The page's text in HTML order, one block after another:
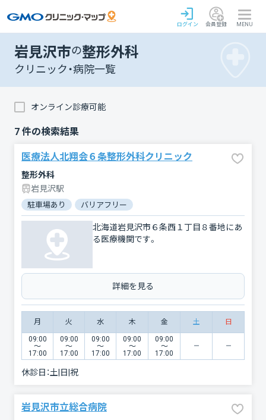
ログイン 会員登録 MENU
岩見沢市の整形外科
クリニック・病院一覧
オンライン診療可能
7 件の検索結果
医療法人北翔会６条整形外科クリニック
整形外科
岩見沢駅
駐車場あり バリアフリー
北海道岩見沢市６条西１丁目８番地にあ
る医療機関です。
詳細を見る
月 火 水 木 金 土 日
09:00
〜
17:00
09:00
〜
17:00
09:00
〜
17:00
09:00
〜
17:00
09:00
〜
17:00
休診日：土|日|祝
岩見沢市立総合病院